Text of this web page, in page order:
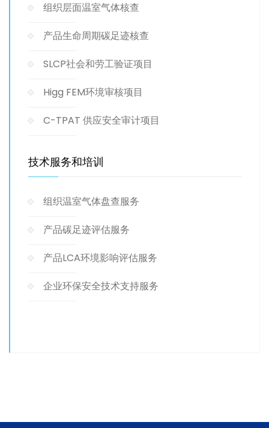
组织层面温室气体核查
产品生命周期碳足迹核查
SLCP社会和劳工验证项目
Higg FEM环境审核项目
C-TPAT 供应安全审计项目
技术服务和培训
组织温室气体盘查服务
产品碳足迹评估服务
产品LCA环境影响评估服务
企业环保安全技术支持服务